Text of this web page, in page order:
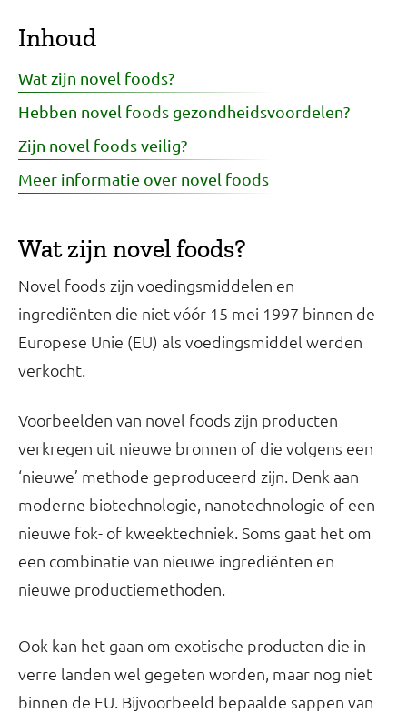
Inhoud
Wat zijn novel foods?
Hebben novel foods gezondheidsvoordelen?
Zijn novel foods veilig?
Meer informatie over novel foods
Wat zijn novel foods?
Novel foods zijn voedingsmiddelen en
ingrediënten die niet vóór 15 mei 1997 binnen de
Europese Unie (EU) als voedingsmiddel werden
verkocht.
Voorbeelden van novel foods zijn producten
verkregen uit nieuwe bronnen of die volgens een
‘nieuwe’ methode geproduceerd zijn. Denk aan
moderne biotechnologie, nanotechnologie of een
nieuwe fok- of kweektechniek. Soms gaat het om
een combinatie van nieuwe ingrediënten en
nieuwe productiemethoden.
Ook kan het gaan om exotische producten die in
verre landen wel gegeten worden, maar nog niet
binnen de EU. Bijvoorbeeld bepaalde sappen van